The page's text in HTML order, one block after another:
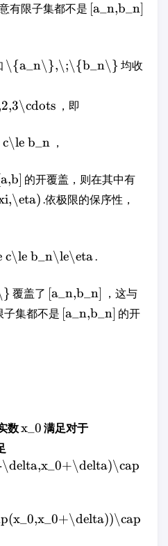
有限子集都不是 [a_n,b_n]
\{a_n\},\;\{b_n\} 均收
，即
b_n ，
[a,b] 的开覆盖，则在其中有
.依极限的保序性，
c\le b_n\le\eta.
覆盖了 [a_n,b_n] ，这与
子集都不是 [a_n,b_n] 的开
数x_0 满足对于